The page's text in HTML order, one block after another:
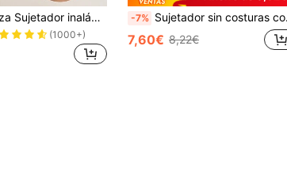
SHEIN 1 pieza Sujetador inalámbrico con recogida de soporte suave de gelatina para mujer de talla grande
(1000+)
-7% Sujetador sin costuras con cierre delantero de encaje y parches, adecuado para uso diario en diversas ocasiones, tallas grandes para mujeres
7,60€ 8,22€